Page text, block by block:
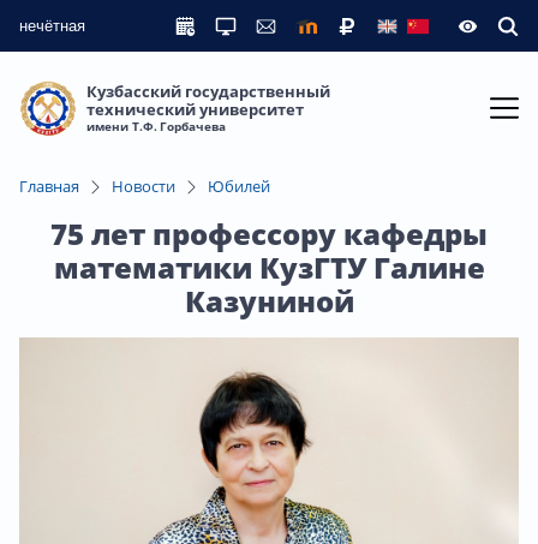
нечётная
Кузбасский государственный
технический университет
имени Т.Ф. Горбачева
Главная Новости Юбилей
75 лет профессору кафедры
математики КузГТУ Галине
Казуниной